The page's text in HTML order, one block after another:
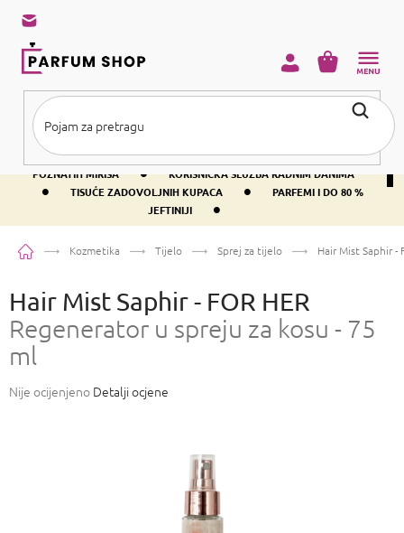
sadržaj
BESPLATNA DOSTAVA IZNAD PRIBLIŽNO 37 € •
400+ SVJETSKI
POZNATIH MIRISA
• KORISNIČKA SLUŽBA RADNIM DANIMA
• TISUĆE ZADOVOLJNIH KUPACA •
PARFEMI I DO 80 %
JEFTINIJI
•
KOŠARICA
PočetnaKozmetika Tijelo Sprej za tijelo Hair Mist Saphir -
Hair Mist Saphir - FOR HER
Regenerator u spreju za kosu - 75
ml
Prosječna
Nije ocijenjeno Detalji ocjene